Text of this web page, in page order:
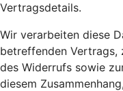
Vertragsdetails.
Wir verarbeiten diese
betreffenden Vertrags,
des Widerrufs sowie
diesem